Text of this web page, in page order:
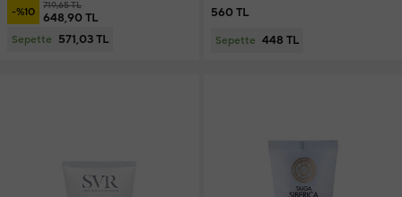
-%10 719,65 TL
648,90 TL
Sepette 571,03 TL
560 TL
Sepette 448 TL